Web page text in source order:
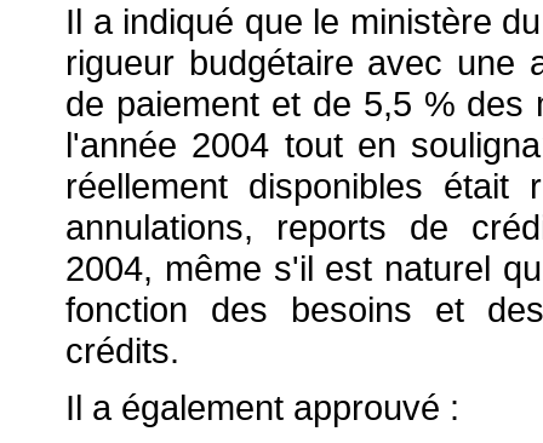
Il a indiqué que le ministère
rigueur budgétaire avec une
de paiement et de 5,5 % des
l'année 2004 tout en
réellement disponibles
annulations, reports de
2004, même s'il est naturel
fonction des besoins et
crédits.
Il a également approuvé :